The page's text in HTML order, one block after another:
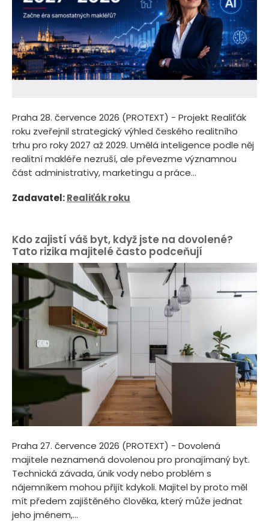
Praha 28. července 2026 (PROTEXT) - Projekt Realiťák
roku zveřejnil strategický výhled českého realitního
trhu pro roky 2027 až 2029. Umělá inteligence podle něj
realitní makléře nezruší, ale převezme významnou
část administrativy, marketingu a práce...
Zadavatel:Realiťák roku
Kdo zajistí váš byt, když jste na dovolené?
Tato rizika majitelé často podceňují
Praha 27. července 2026 (PROTEXT) - Dovolená
majitele neznamená dovolenou pro pronajímaný byt.
Technická závada, únik vody nebo problém s
nájemníkem mohou přijít kdykoli. Majitel by proto měl
mít předem zajištěného člověka, který může jednat
jeho jménem,...